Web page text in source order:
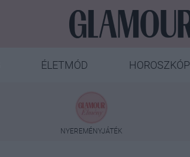
ÉLETMÓD HOROSZKÓP
NYEREMÉNYJÁTÉK